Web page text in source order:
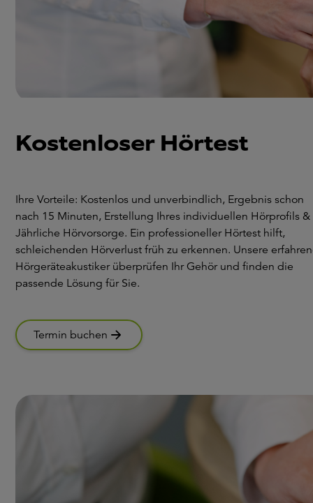
Kostenloser Hörtest
Ihre Vorteile: Kostenlos und unverbindlich, Ergebnis schon
nach 15 Minuten, Erstellung Ihres individuellen Hörprofils &
Jährliche Hörvorsorge. Ein professioneller Hörtest hilft,
schleichenden Hörverlust früh zu erkennen. Unsere
Hörgeräteakustiker überprüfen Ihr Gehör und finden die
passende Lösung für Sie.
Termin buchen